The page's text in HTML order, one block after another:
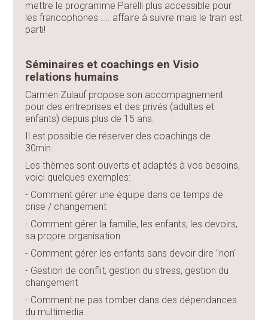
mettre le programme Parelli plus accessible pour
les francophones .... affaire à suivre mais le train est
parti!
Séminaires et coachings en Visio
relations humains
Carmen Zulauf propose son accompagnement
pour des entreprises et des privés (adultes et
enfants) depuis plus de 15 ans.
Il est possible de réserver des coachings de
30min.
Les thèmes sont ouverts et adaptés à vos besoins,
voici quelques exemples:
- Comment gérer une équipe dans ce temps de
crise / changement
- Comment gérer la famille, les enfants, les devoirs,
sa propre organisation
- Comment gérer les enfants sans devoir dire "non"
- Gestion de conflit, gestion du stress, gestion du
changement
- Comment ne pas tomber dans des dépendances
du multimedia